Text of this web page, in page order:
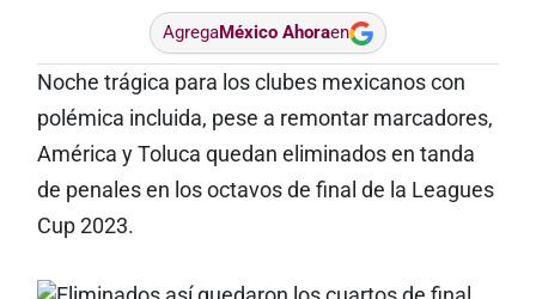
AgregaMéxico Ahoraen
Noche trágica para los clubes mexicanos con
polémica incluida, pese a remontar marcadores,
América y Toluca quedan eliminados en tanda
de penales en los octavos de final de la Leagues
Cup 2023.